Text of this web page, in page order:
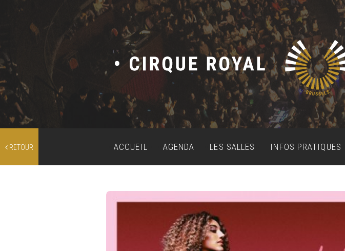
RETOUR ACCUEIL AGENDA LES SALLES INFOS PRATIQUES